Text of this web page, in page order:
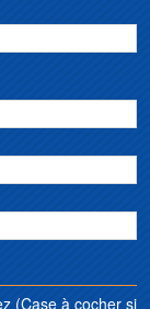
(Case à cocher si